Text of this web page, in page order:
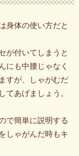
身体の使い方だと
が付いてしまうと
にも中腰じゃなく
すが、しゃがむだ
てあげましょう。
で簡単に説明する
しゃがんだ時もキ